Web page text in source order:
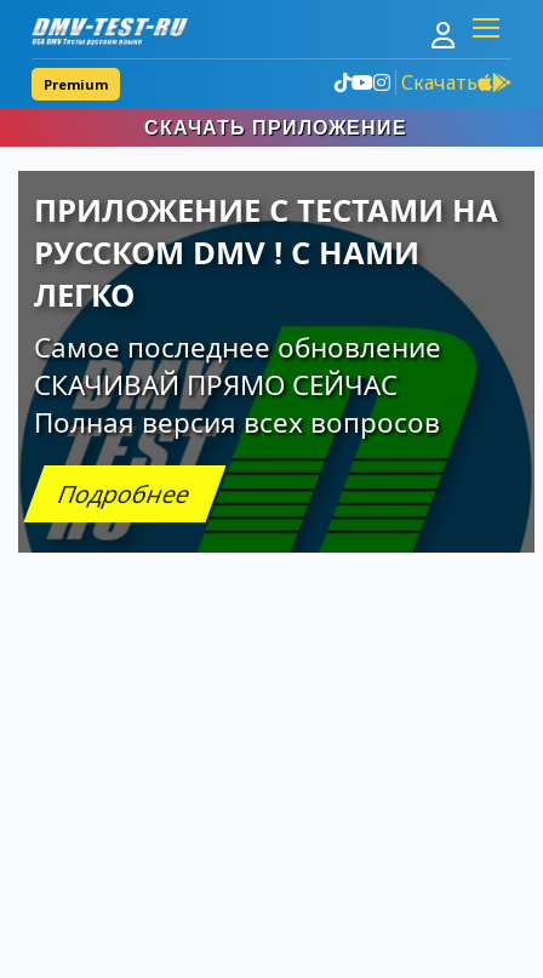
Premium
Скачать
меню
сверху
СКАЧАТЬ ПРИЛОЖЕНИЕ
ПРИЛОЖЕНИЕ С ТЕСТАМИ НА
РУССКОМ DMV ! С НАМИ
ЛЕГКО
Самое последнее обновление
СКАЧИВАЙ ПРЯМО СЕЙЧАС
Полная версия всех вопросов
Подробнее